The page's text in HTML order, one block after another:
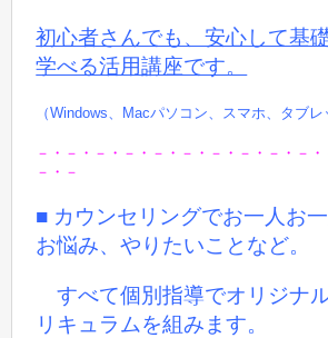
初心者さんでも、安心して基
学べる活用講座です。
（Windows、Macパソコン、スマホ、タブレ
－・－・－・－・－・－・－・－・－・－・
－・－
■ カウンセリングでお一人お
お悩み、やりたいことなど。
すべて個別指導でオリジナ
リキュラムを組みます。